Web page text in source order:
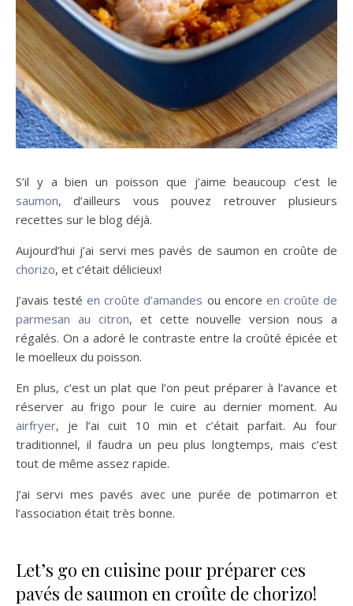
S’il y a bien un poisson que j’aime beaucoup c’est le
saumon, d’ailleurs vous pouvez retrouver plusieurs
recettes sur le blog déjà.
Aujourd’hui j’ai servi mes pavés de saumon en croûte de
chorizo, et c’était délicieux!
J’avais testéen croûte d’amandes ou encore en croûte de
parmesan au citron, et cette nouvelle version nous a
régalés. On a adoré le contraste entre la croûté épicée et
le moelleux du poisson.
En plus, c’est un plat que l’on peut préparer à l’avance et
réserver au frigo pour le cuire au dernier moment. Au
airfryer, je l’ai cuit 10 min et c’était parfait. Au four
traditionnel, il faudra un peu plus longtemps, mais c’est
tout de même assez rapide.
J’ai servi mes pavés avec une purée de potimarron et
l’association était très bonne.
Let’s go en cuisine pour préparer ces
pavés de saumon en croûte de chorizo!